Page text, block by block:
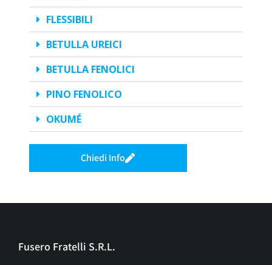
FLESSIBILI
BETULLA UREICI
BETULLA FENOLICI
PINO FENOLICO
OKUMÉ
Chiedi Info
Fusero Fratelli S.R.L.